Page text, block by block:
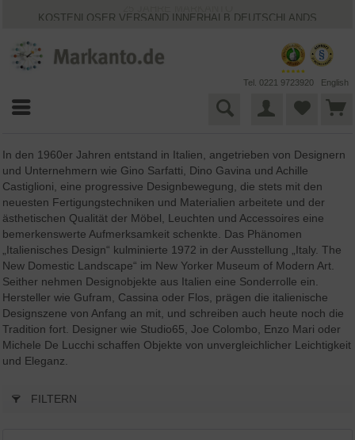
KOSTENLOSER VERSAND INNERHALB DEUTSCHLANDS
BESTPRICE-GARANTIE
Tel. 0221 9723920 English
In den 1960er Jahren entstand in Italien, angetrieben von Designern
und Unternehmern wie Gino Sarfatti, Dino Gavina und Achille
Castiglioni, eine progressive Designbewegung, die stets mit den
neuesten Fertigungstechniken und Materialien arbeitete und der
ästhetischen Qualität der Möbel, Leuchten und Accessoires eine
bemerkenswerte Aufmerksamkeit schenkte. Das Phänomen
„Italienisches Design“ kulminierte 1972 in der Ausstellung „Italy. The
New Domestic Landscape“ im New Yorker Museum of Modern Art.
Seither nehmen Designobjekte aus Italien eine Sonderrolle ein.
Hersteller wie Gufram, Cassina oder Flos, prägen die italienische
Designszene von Anfang an mit, und schreiben auch heute noch die
Tradition fort. Designer wie Studio65, Joe Colombo, Enzo Mari oder
Michele De Lucchi schaffen Objekte von unvergleichlicher Leichtigkeit
und Eleganz.
FILTERN